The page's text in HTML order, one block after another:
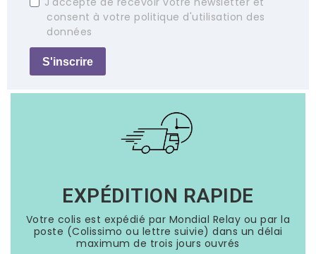
consent à votre politique d'utilisation des
données
S'inscrire
EXPÉDITION RAPIDE
Votre colis est expédié par Mondial Relay ou par la
poste (Colissimo ou lettre suivie) dans un délai
maximum de trois jours ouvrés